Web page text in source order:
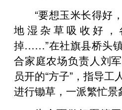
“要想玉米长得好
地湿杂草吸收好
掉……”在社旗县桥头
合家庭农场负责人刘
员开的“方子”，指导工
进行锄草，一派繁忙景